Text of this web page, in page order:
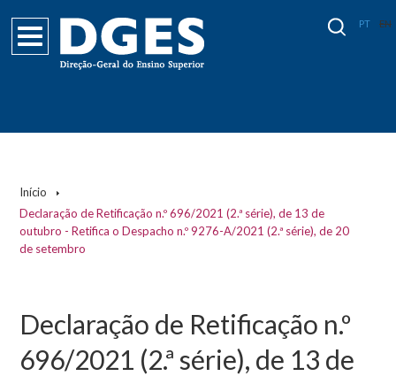
PT EN
Início
Declaração de Retificação n.º 696/2021 (2.ª série), de 13 de
outubro - Retifica o Despacho n.º 9276-A/2021 (2.ª série), de 20
de setembro
Declaração de Retificação n.º
696/2021 (2.ª série), de 13 de